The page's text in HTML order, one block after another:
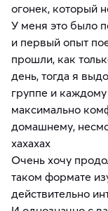
огонек, который
У меня это было
и первый опыт
прошли, как
день, тогда я
группе и
максимально
домашнему,
хахахах
Очень хочу
таком формате
действительно